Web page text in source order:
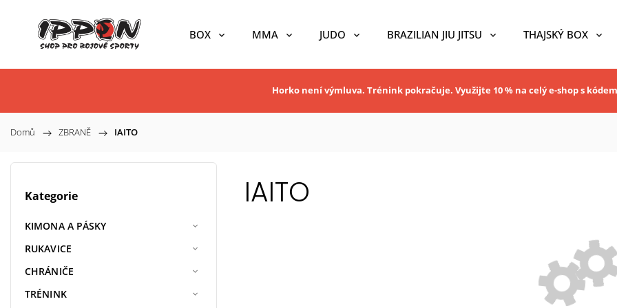
BOX MMA JUDO BRAZILIAN JIU JITSU THAJSKÝ BOX
Horko není výmluva. Trénink pokračuje. Využijte 10 % na celý e-shop s kódem
Domů / ZBRANĚ / IAITO
Kategorie
KIMONA A PÁSKY
RUKAVICE
CHRÁNIČE
TRÉNINK
IAITO